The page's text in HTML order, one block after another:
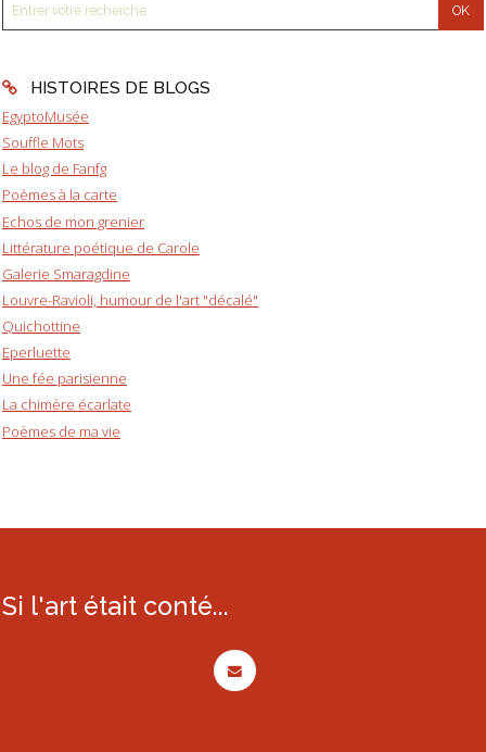
HISTOIRES DE BLOGS
EgyptoMusée
Souffle Mots
Le blog de Fanfg
Poèmes à la carte
Echos de mon grenier
Littérature poétique de Carole
Galerie Smaragdine
Louvre-Ravioli, humour de l'art "décalé"
Quichottine
Eperluette
Une fée parisienne
La chimère écarlate
Poèmes de ma vie
Si l'art était conté...